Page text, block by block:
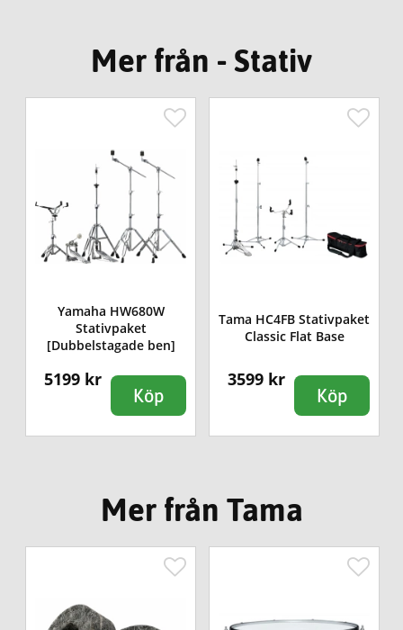
Mer från - Stativ
Yamaha HW680W
Stativpaket
[Dubbelstagade ben]
5199 kr
Köp
Tama HC4FB Stativpaket
Classic Flat Base
3599 kr
Köp
Mer från Tama